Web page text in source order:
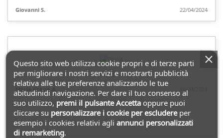
Giovanni S. 22/04/2024
Buon percorso
Maria Grazia A. 16/04/2024
Questo sito web utilizza cookie propri e di terze parti
per migliorare i nostri servizi e mostrarti pubblicità
relativa alle tue preferenze analizzando le tue
abitudinidi navigazione. Per dare il tuo consenso al
suo utilizzo, premi il pulsante Accettaoppure puoi
cliccare su personalizzare i cookie per escludereper
esempio i cookies relativi agli annunci personalizzati
di remarketing.